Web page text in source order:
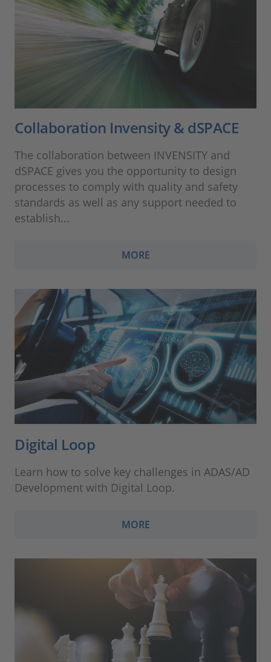
Collaboration Invensity & dSPACE
The collaboration between INVENSITY and
dSPACE gives you the opportunity to design
processes to comply with quality and safety
standards as well as any support needed to
establish...
MORE
Digital Loop
Learn how to solve key challenges in ADAS/AD
Development with Digital Loop.
MORE